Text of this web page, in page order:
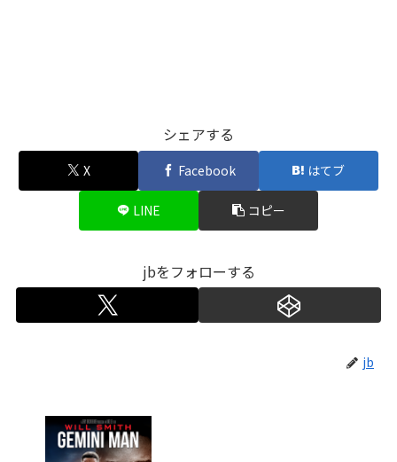
シェアする
X Facebook はてブ
LINE コピー
jbをフォローする
jb